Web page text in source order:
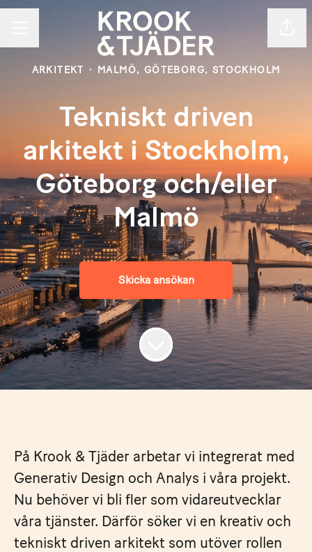
ARKITEKT · MALMÖ, GÖTEBORG, STOCKHOLM
Tekniskt driven
arkitekt i Stockholm,
Göteborg och/eller
Malmö
Skicka ansökan
På Krook & Tjäder arbetar vi integrerat med
Generativ Design och Analys i våra projekt.
Nu behöver vi bli fler som vidareutvecklar
våra tjänster. Därför söker vi en kreativ och
tekniskt driven arkitekt som utöver rollen